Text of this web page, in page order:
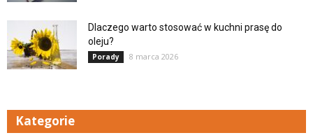
Dlaczego warto stosować w kuchni prasę do
oleju?
Porady 8 marca 2026
Kategorie